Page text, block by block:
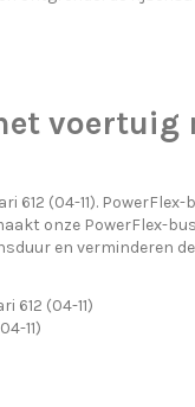
voertuig
(04-11). PowerFlex-
onze PowerFlex-
en verminderen
612 (04-11)
11)